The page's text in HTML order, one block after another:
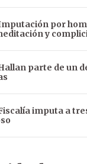
por
y
parte de un
imputa a